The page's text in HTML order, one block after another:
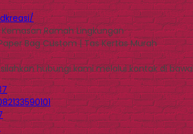
Ramah Lingkungan
Bag Custom | Tas Kertas Murah
hubungi kami melalui kontak di